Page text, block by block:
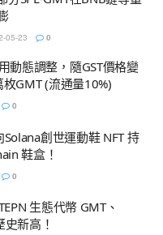
05-23 0
動態調整，隨GST價格變
GMT (流通量10%)
0
創世運動鞋 NFT 持
鞋盒！
0
生態代幣 GMT、
史新高！